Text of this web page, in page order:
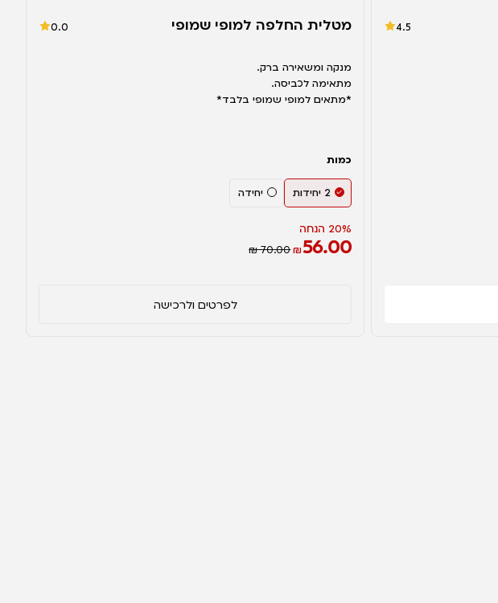
4.5 מטלית החלפה למופי שמופי 0.0
מנקה ומשאירה ברק.
מתאימה לכביסה.
*מתאים למופי שמופי בלבד*
כמות
2 יחידות יחידה
20% הנחה
₪56.00
₪ 70.00
לפרטים ולרכישה